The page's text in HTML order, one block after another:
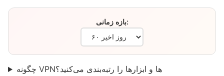
بازه زمانی:
چگونه VPNها و ابزارها را رتبه‌بندی می‌کنید؟